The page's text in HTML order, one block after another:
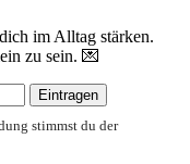
im Alltag stärken.
zu sein. 💌
Eintragen
stimmst du der